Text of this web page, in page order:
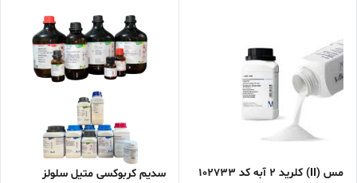
مس (II) کلرید 2 آبه کد 102733
سدیم کربوکسی متیل سلولز